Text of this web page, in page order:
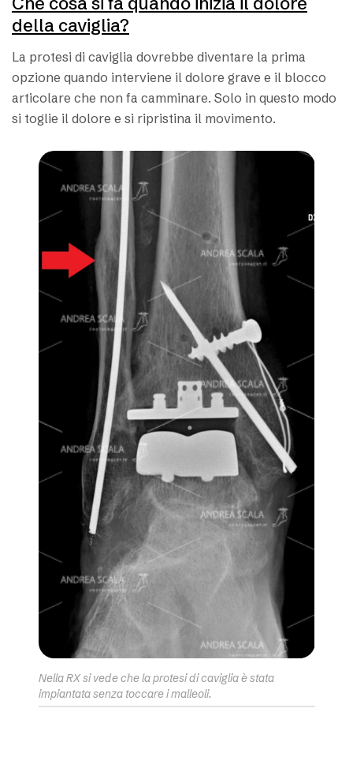
della caviglia?
La protesi di caviglia dovrebbe diventare la prima
opzione quando interviene il dolore grave e il blocco
articolare che non fa camminare. Solo in questo modo
si toglie il dolore e si ripristina il movimento.
Nella RX si vede che la protesi di caviglia è stata
impiantata senza toccare i malleoli.